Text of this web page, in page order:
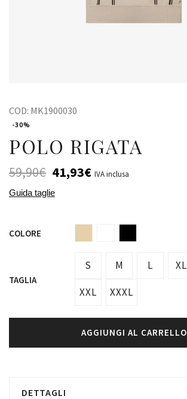
COD: MK1900030
-30%
POLO RIGATA
59,90€ 41,93€ IVA inclusa
Guida taglie
COLORE
TAGLIA
S M L XL
XXL XXXL
AGGIUNGI AL CARRELLO
DETTAGLI